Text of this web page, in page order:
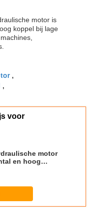
motor is
koppel bij lage
,
,
voor
motor
en hoog